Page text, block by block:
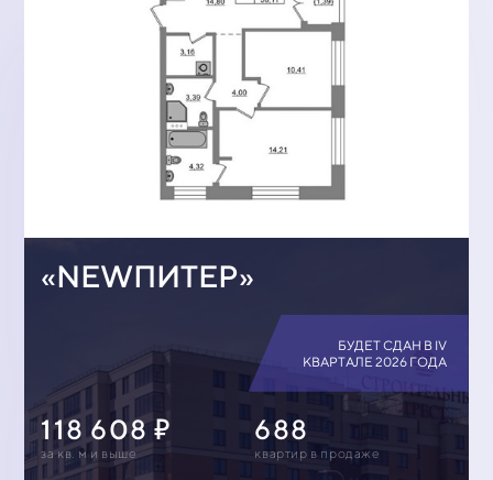
«NEWПИТЕР»
БУДЕТ СДАН В IV
КВАРТАЛЕ 2026 ГОДА
118 608
за кв. м и выше
688
квартир в продаже